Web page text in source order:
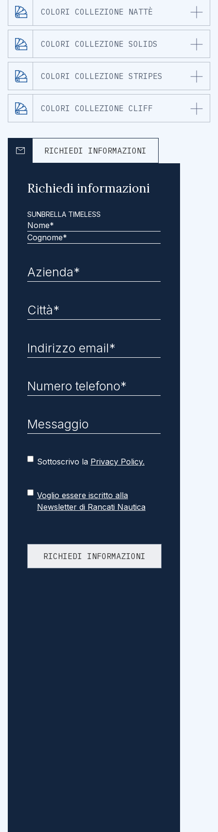
COLORI COLLEZIONE NATTÈ
COLORI COLLEZIONE SOLIDS
COLORI COLLEZIONE STRIPES
COLORI COLLEZIONE CLIFF
RICHIEDI INFORMAZIONI
Richiedi informazioni
SUNBRELLA TIMELESS
Nome
Sottoscrivo la Privacy Policy.
Voglio essere iscritto alla
Newsletter di Rancati Nautica